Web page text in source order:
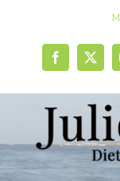
Facebook
X